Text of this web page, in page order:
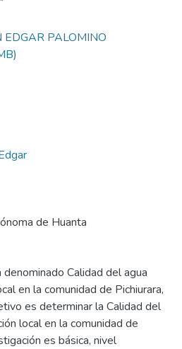
PALOMINO
de Huanta
Calidad del agua
en la comunidad de Pichiurara,
es determinar la Calidad del
local en la comunidad de
es básica, nivel